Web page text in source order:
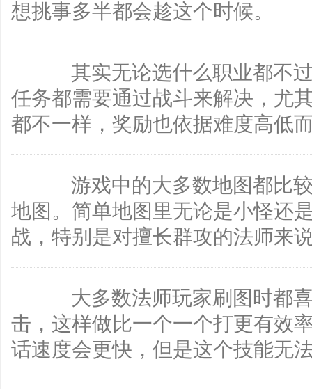
想挑事多半都会趁这个时候。
其实无论选什么职业都不过
任务都需要通过战斗来解决，尤
都不一样，奖励也依据难度高低
游戏中的大多数地图都比较
地图。简单地图里无论是小怪还
战，特别是对擅长群攻的法师来
大多数法师玩家刷图时都喜
击，这样做比一个一个打更有效
话速度会更快，但是这个技能无